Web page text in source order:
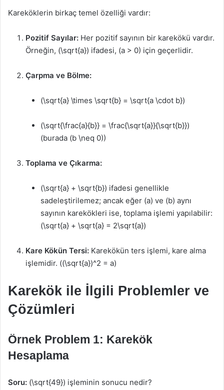
Kareköklerin birkaç temel özelliği vardır:
Pozitif Sayılar: Her pozitif sayının bir karekökü vardır.
Örneğin, (\sqrt{a}) ifadesi, (a > 0) için geçerlidir.
Çarpma ve Bölme:
(\sqrt{a} \times \sqrt{b} = \sqrt{a \cdot b})
(\sqrt{\frac{a}{b}} = \frac{\sqrt{a}}{\sqrt{b}})
(burada (b \neq 0))
Toplama ve Çıkarma:
(\sqrt{a} + \sqrt{b}) ifadesi genellikle
sadeleştirilemez; ancak eğer (a) ve (b) aynı
sayının karekökleri ise, toplama işlemi yapılabilir:
(\sqrt{a} + \sqrt{a} = 2\sqrt{a})
Kare Kökün Tersi: Karekökün ters işlemi, kare alma
işlemidir. ((\sqrt{a})^2 = a)
Karekök ile İlgili Problemler ve
Çözümleri
Örnek Problem 1: Karekök
Hesaplama
Soru: (\sqrt{49}) işleminin sonucu nedir?